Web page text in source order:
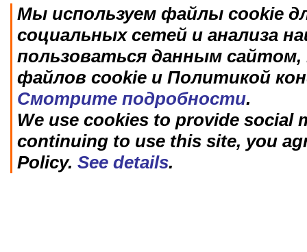
Мы используем файлы cookie
социальных сетей и анализа
пользоваться данным
файлов cookie и Политикой
Смотрите подробности.
We use cookies to provide social
continuing to use this site, you
Policy. See details.